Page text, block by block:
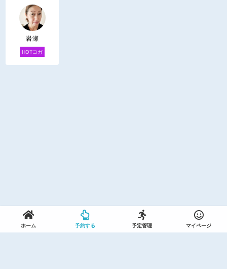
岩瀬
HOTヨガ
ホーム 予約する 予定管理 マイページ